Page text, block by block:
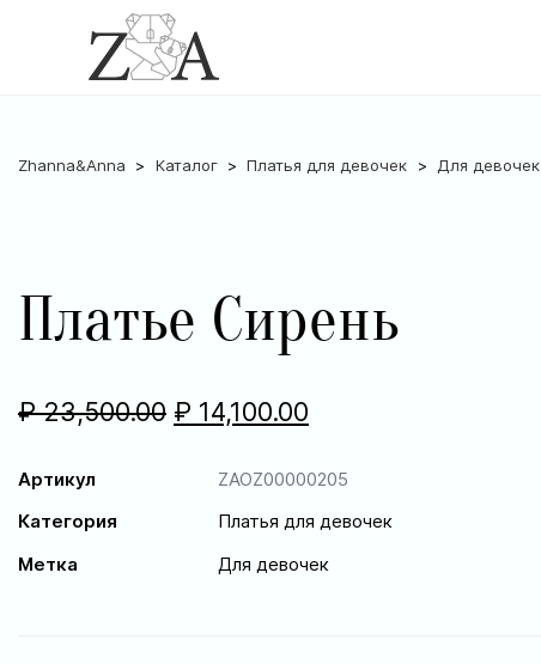
Zhanna&Anna Каталог Платья для девочек Для девочек
Платье Сирень
₽23,500.00 ₽ 14,100.00
Артикул
ZAOZ00000205
Категория
Платья для девочек
Метка
Для девочек